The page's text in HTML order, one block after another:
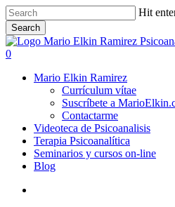
Skip
to
main
content
Hit
Search
Close
Search
search
0
Mario Elkin Ramirez
Currículum vítae
Suscríbete a
Contactarme
Videoteca de Psicoanalisis
Terapia Psicoanalítica
Seminarios y cursos on-line
Blog